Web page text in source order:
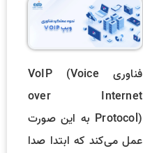
فناوری VoIP (Voice
over Internet
Protocol) به این صورت
عمل می‌کند که ابتدا صدا